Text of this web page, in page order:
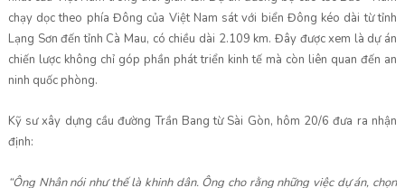
chạy dọc theo phía Đông của Việt Nam sát với biển Đông kéo dài từ tỉnh
Lạng Sơn đến tỉnh Cà Mau, có chiều dài 2.109 km. Đây được xem là dự án
chiến lược không chỉ góp phần phát triển kinh tế mà còn liên quan đến an
ninh quốc phòng.
Kỹ sư xây dựng cầu đường Trần Bang từ Sài Gòn, hôm 20/6 đưa ra nhận
định:
“Ông Nhân nói như thế là khinh dân. Ông cho rằng những việc dự án, chọn